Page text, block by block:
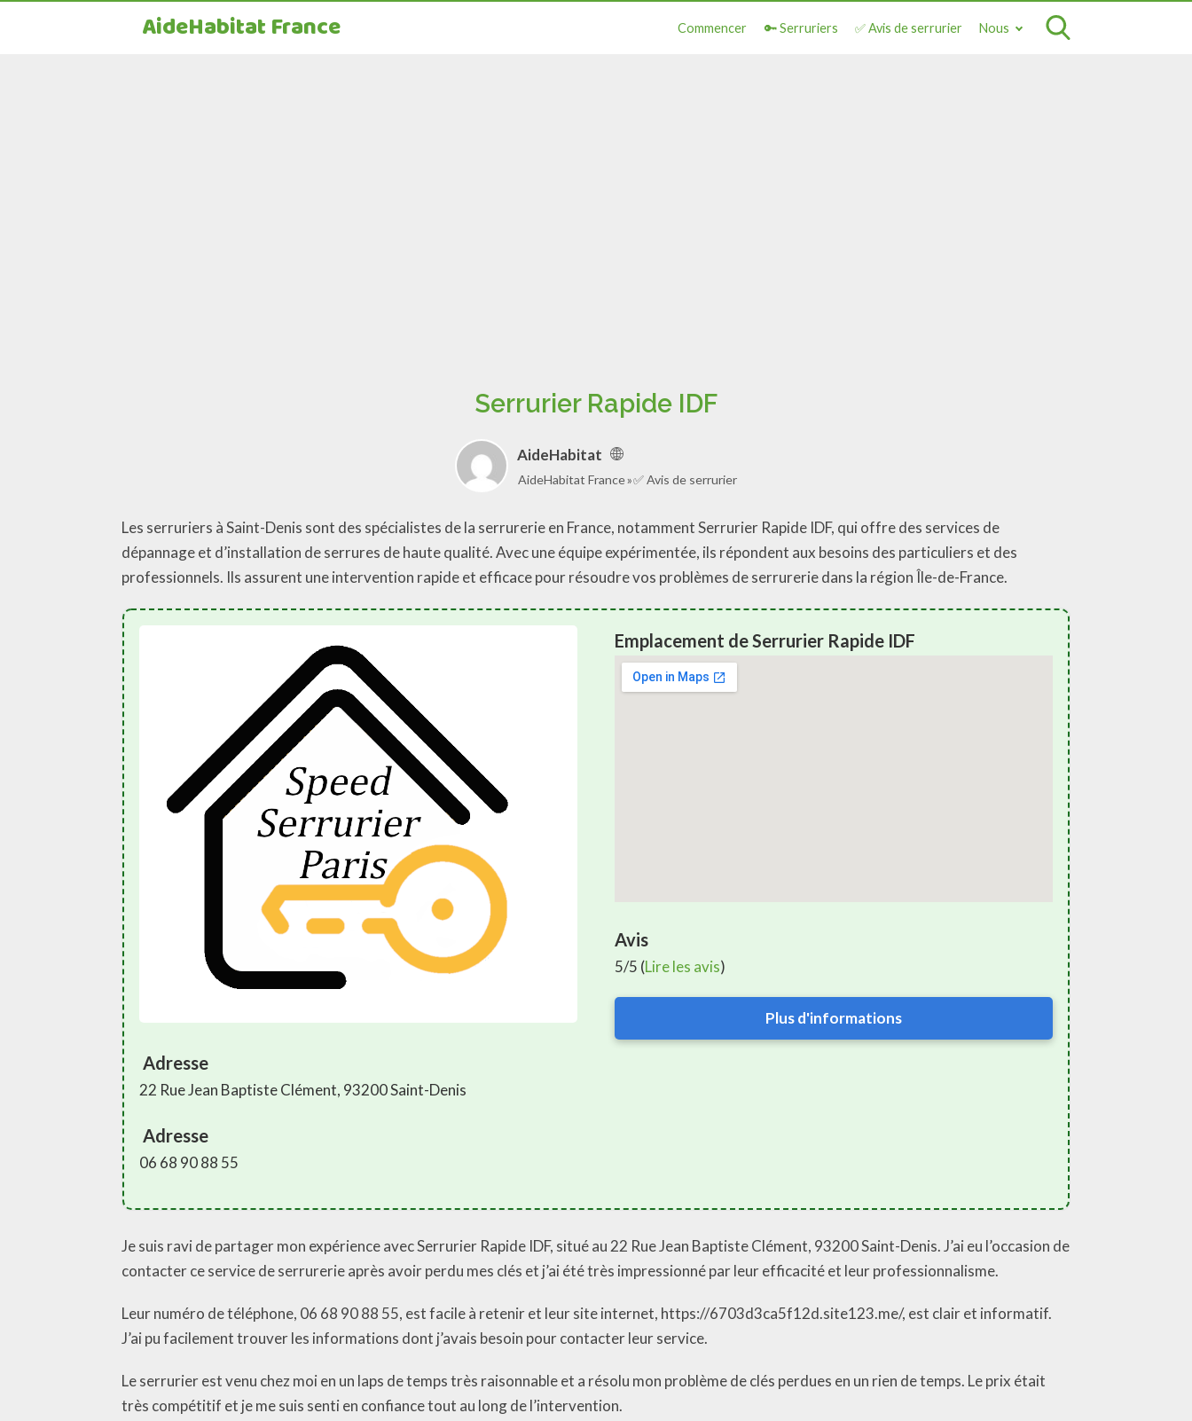
AideHabitat France Commencer 🔑 Serruriers ✅ Avis de serrurier Nous
Serrurier Rapide IDF
AideHabitat
AideHabitat France ✅ Avis de serrurier
Les serruriers à Saint-Denis sont des spécialistes de la serrurerie en France, notamment Serrurier Rapide IDF, qui offre des services de
dépannage et d’installation de serrures de haute qualité. Avec une équipe expérimentée, ils répondent aux besoins des particuliers et des
professionnels. Ils assurent une intervention rapide et efficace pour résoudre vos problèmes de serrurerie dans la région Île-de-France.
Adresse
22 Rue Jean Baptiste Clément, 93200 Saint-Denis
Adresse
06 68 90 88 55
Emplacement de Serrurier Rapide IDF
Avis
5/5 (Lire les avis)
Plus d'informations
Je suis ravi de partager mon expérience avec Serrurier Rapide IDF, situé au 22 Rue Jean Baptiste Clément, 93200 Saint-Denis. J’ai eu l’occasion de
contacter ce service de serrurerie après avoir perdu mes clés et j’ai été très impressionné par leur efficacité et leur professionnalisme.
Leur numéro de téléphone, 06 68 90 88 55, est facile à retenir et leur site internet, https://6703d3ca5f12d.site123.me/, est clair et informatif.
J’ai pu facilement trouver les informations dont j’avais besoin pour contacter leur service.
Le serrurier est venu chez moi en un laps de temps très raisonnable et a résolu mon problème de clés perdues en un rien de temps. Le prix était
très compétitif et je me suis senti en confiance tout au long de l’intervention.